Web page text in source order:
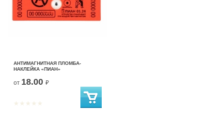
АНТИМАГНИТНАЯ ПЛОМБА-
НАКЛЕЙКА «ПИАН»
от 18.00 ₽